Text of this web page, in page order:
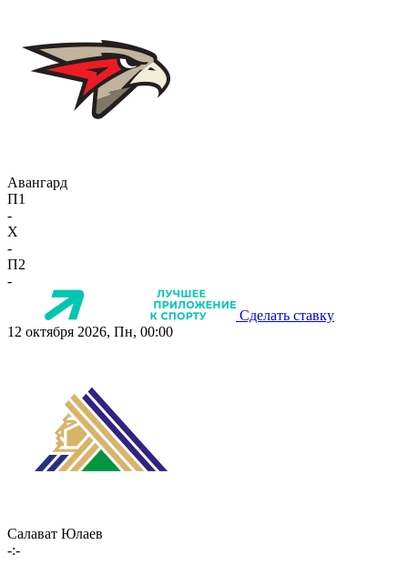
Авангард
П1
-
X
-
П2
-
Сделать ставку
12 октября 2026, Пн, 00:00
Салават Юлаев
-:-